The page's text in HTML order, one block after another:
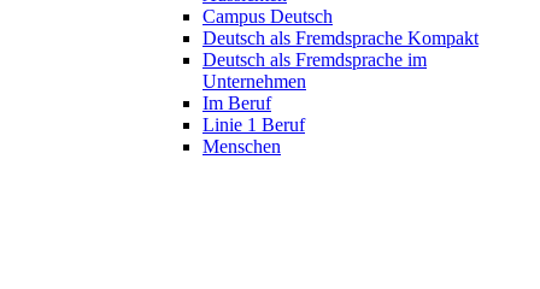
Campus Deutsch
Deutsch als Fremdsprache Kompakt
Deutsch als Fremdsprache im
Unternehmen
Im Beruf
Linie 1 Beruf
Menschen